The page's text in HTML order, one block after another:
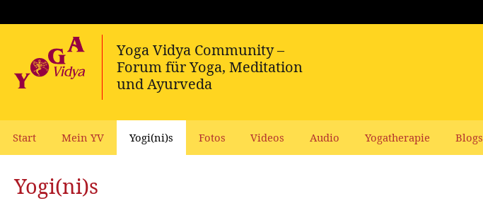
Start Mein YV Yogi(ni)s Fotos Videos Audio Yogatherapie Blogs
Yogi(ni)s